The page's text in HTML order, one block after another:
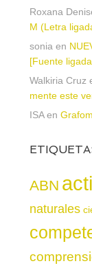
Roxana
M (Letra
sonia en
[Fuente
Walkiria Cruz
mente este
ISAen
ABN
naturales